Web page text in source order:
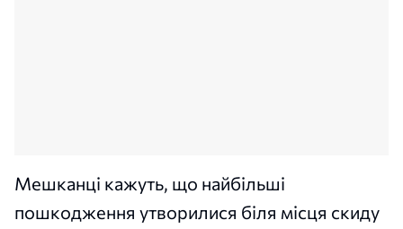
Мешканці кажуть, що найбільші
пошкодження утворилися біля місця скиду